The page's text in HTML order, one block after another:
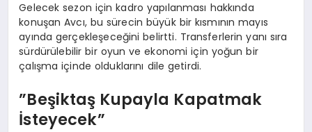
Gelecek sezon için kadro yapılanması hakkında
konuşan Avcı, bu sürecin büyük bir kısmının mayıs
ayında gerçekleşeceğini belirtti. Transferlerin yanı sıra
sürdürülebilir bir oyun ve ekonomi için yoğun bir
çalışma içinde olduklarını dile getirdi.
”Beşiktaş Kupayla Kapatmak
İsteyecek”